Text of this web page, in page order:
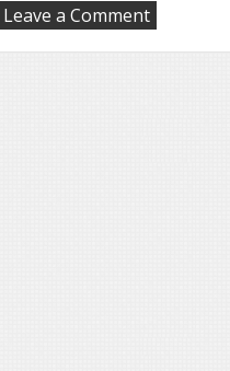
Leave a Commenton
Patrimônio
Cultural